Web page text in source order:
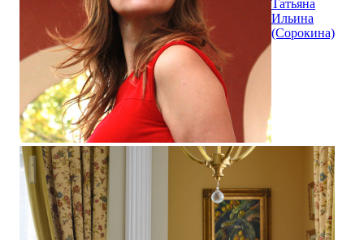
Татьяна
Ильина
(Сорокина)
Квартира с историей